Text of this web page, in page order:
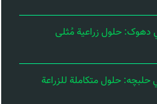
دهوک: حلول زراعية مُثلى
حلبچه: حلول متكاملة للزراعة